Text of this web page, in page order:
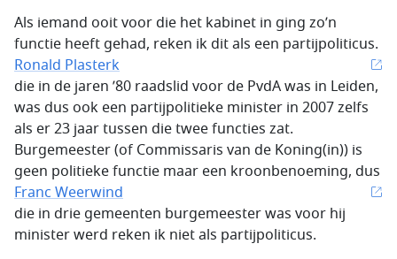
Als iemand ooit voor die het kabinet in ging zo’n
functie heeft gehad, reken ik dit als een partijpoliticus.
Ronald Plasterk
die in de jaren ’80 raadslid voor de PvdA was in Leiden,
was dus ook een partijpolitieke minister in 2007 zelfs
als er 23 jaar tussen die twee functies zat.
Burgemeester (of Commissaris van de Koning(in)) is
geen politieke functie maar een kroonbenoeming, dus
Franc Weerwind
die in drie gemeenten burgemeester was voor hij
minister werd reken ik niet als partijpoliticus.